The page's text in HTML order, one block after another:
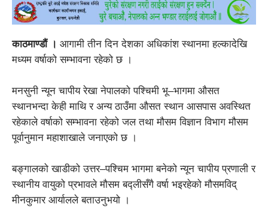
काठमाण्डौं । आगामी तीन दिन देशका अधिकांश स्थानमा हल्कादेखि
मध्यम वर्षाको सम्भावना रहेको छ ।
मनसुनी न्यून चापीय रेखा नेपालको पश्चिमी भू–भागमा औसत
स्थानभन्दा केही माथि र अन्य ठाउँमा औसत स्थान आसपास अवस्थित
रहेकाले वर्षाको सम्भावना रहेको जल तथा मौसम विज्ञान विभाग मौसम
पूर्वानुमान महाशाखाले जनाएको छ ।
बङ्गालको खाडीको उत्तर–पश्चिम भागमा बनेको न्यून चापीय प्रणाली र
स्थानीय वायुको प्रभावले मौसम बद्लीसँगै वर्षा भइरहेको मौसमविद्
मीनकुमार आर्यालले बताउनुभयो ।